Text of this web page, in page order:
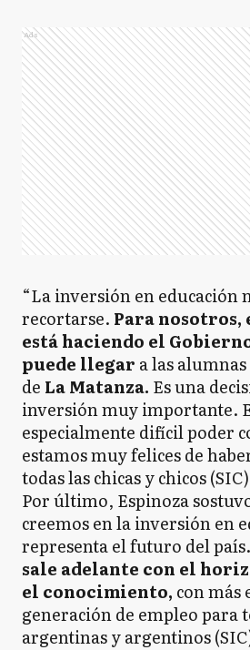
Ads
“La inversión en educación
recortarse. Para nosotros,
está haciendo el
puede llegar a las
de La Matanza. Es una
inversión muy importante.
especialmente difícil poder
estamos muy felices de
todas las chicas y chicos
Por último, Espinoza
creemos en la inversión en
representa el futuro del país.
sale adelante con el
el conocimiento, con más
generación de empleo para
argentinas y argentinos